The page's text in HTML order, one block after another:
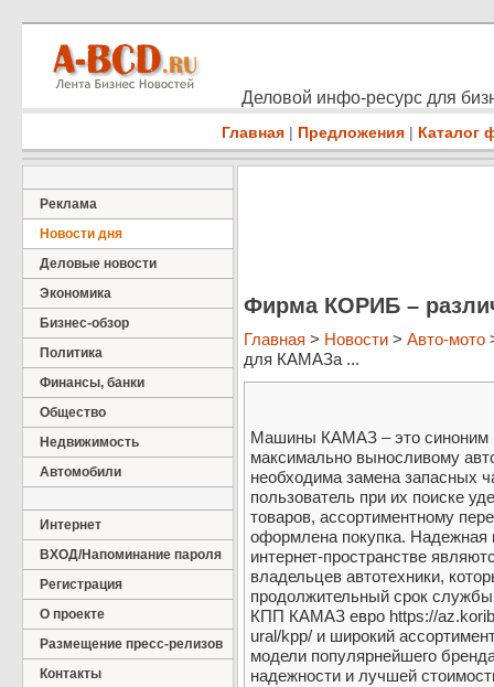
Деловой инфо-ресурс для
Главная | Предложения | Каталог
Реклама
Новости дня
Деловые новости
Экономика
Бизнес-обзор
Политика
Финансы, банки
Общество
Недвижимость
Автомобили
Интернет
ВХОД/Напоминание пароля
Регистрация
О проекте
Размещение пресс-релизов
Контакты
Фирма КОРИБ –
Главная > Новости > Авто-мото
для КАМАЗа ...
Машины КАМАЗ – это синоним
максимально выносливому
необходима замена запасных
пользователь при их поиске
товаров, ассортиментному
оформлена покупка.
интернет-пространстве
владельцев автотехники,
продолжительный срок
КПП КАМАЗ евро https://
ural/kpp/ и широкий
модели популярнейшего
надежности и лучшей